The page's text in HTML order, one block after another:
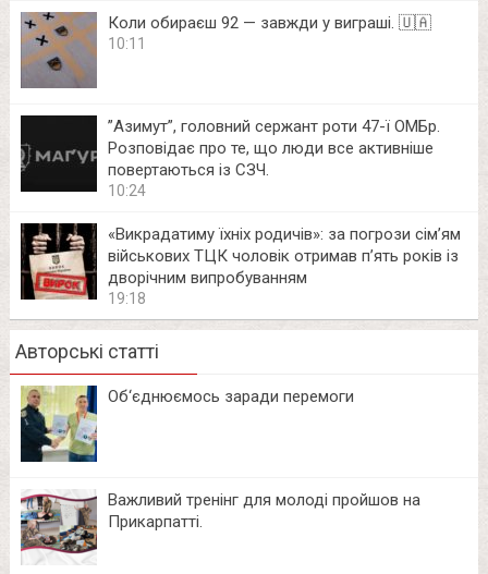
Коли обираєш 92 — завжди у виграші. 🇺🇦
10:11
⁨”Азимут”, головний сержант роти 47-ї ОМБр.
Розповідає про те, що люди все активніше
повертаються із СЗЧ.
10:24
«Викрадатиму їхніх родичів»: за погрози сім’ям
військових ТЦК чоловік отримав п’ять років із
дворічним випробуванням
19:18
Авторські статті
Об‘єднюємось заради перемоги
Важливий тренінг для молоді пройшов на
Прикарпатті.